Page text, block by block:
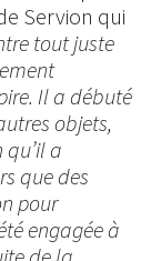
Servion qui
tout juste
Il a débuté
objets,
a
que des
pour
engagée à